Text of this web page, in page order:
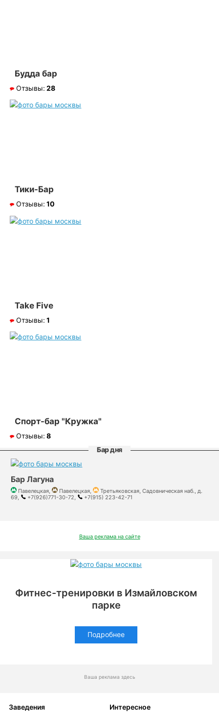
Будда бар
Отзывы: 28
Тики-Бар
Отзывы: 10
Take Five
Отзывы: 1
Спорт-бар "Кружка"
Отзывы: 8
Бар дня
Бар Лагуна
Павелецкая, Павелецкая,
Третьяковская, Садовническая наб., д.
69,
+7(926)771-30-72, +7(915) 223-42-71
Ваша реклама на сайте
Фитнес-тренировки в Измайловском
парке
Подробнее
Ваша реклама здесь
Заведения Интересное